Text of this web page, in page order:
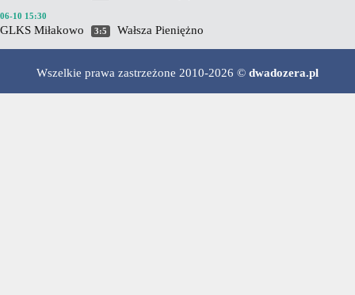
06-10 15:30
GLKS Miłakowo 3:5 Wałsza Pieniężno
Wszelkie prawa zastrzeżone 2010-2026 © dwadozera.pl